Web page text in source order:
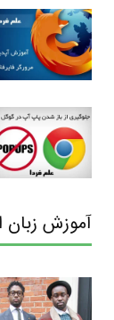
آموزش زبان